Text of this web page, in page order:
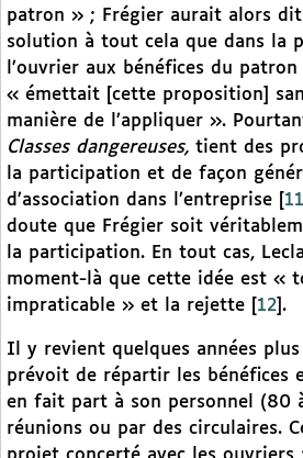
patron » ; Frégier aurait alors
solution à tout cela que dans la
l’ouvrier aux bénéfices du
« émettait [cette proposition]
manière de l’appliquer ».
Classes dangereuses, tient des
la participation et de façon
d’association dans l’entreprise
11
doute que Frégier soit
la participation. En tout cas,
moment-là que cette idée est «
impraticable » et la rejette
12 .
Il y revient quelques années
prévoit de répartir les bénéfices
en fait part à son personnel (80
réunions ou par des circulaires.